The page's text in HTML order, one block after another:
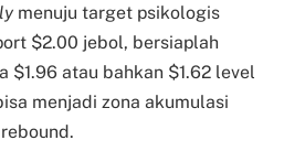
menuju target psikologis
$2.00 jebol, bersiaplah
$1.96 atau bahkan $1.62 level
menjadi zona akumulasi